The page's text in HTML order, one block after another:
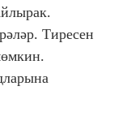
Тиресен